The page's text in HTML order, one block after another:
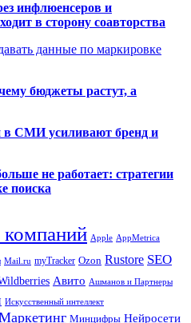
инфлюенсеров и
в сторону соавторства
данные по маркировке
бюджеты растут, а
в СМИ усиливают бренд и
не работает: стратегии
поиска
компаний Apple AppMetrica
Mail.ru myTracker Ozon Rustore SEO
Авито Ашманов и Партнеры
Искусственный интеллект
Минцифры Нейросети